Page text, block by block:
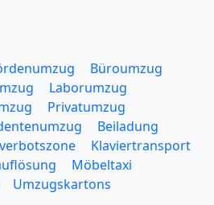
Büroumzug
Laborumzug
Privatumzug
Beiladung
Klaviertransport
Möbeltaxi
Umzugskartons